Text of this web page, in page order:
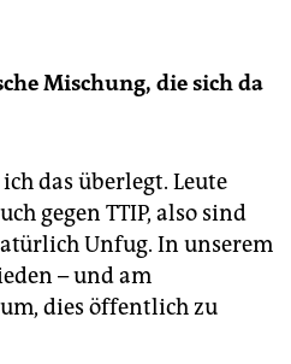
Mischung, die sich da
das überlegt. Leute
gegen TTIP, also sind
Unfug. In unserem
– und am
dies öffentlich zu